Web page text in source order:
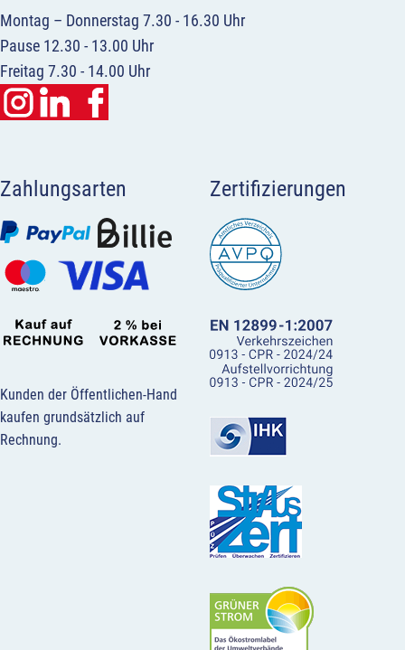
Montag – Donnerstag 7.30 - 16.30 Uhr
Pause 12.30 - 13.00 Uhr
Freitag 7.30 - 14.00 Uhr
Zahlungsarten
Kunden der Öffentlichen-Hand
kaufen grundsätzlich auf
Rechnung.
Zertifizierungen